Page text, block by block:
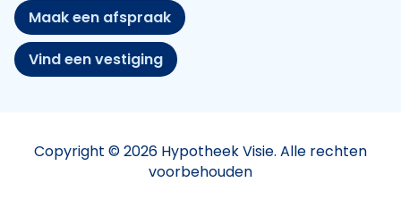
Maak een afspraak
Vind een vestiging
Copyright © 2026 Hypotheek Visie. Alle rechten
voorbehouden